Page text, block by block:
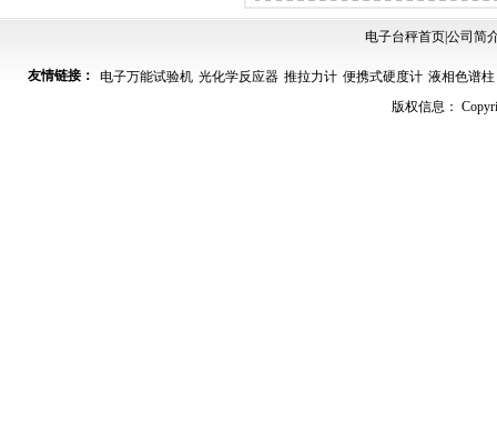
OCS-5T电子吊钩称 精度2kg防锈防
10吨电子吊秤在起吊前的注意事项.
塑料用3吨4T5吨电子吊钩秤.称重准,
电子台秤首页公司简
友情链接： 电子万能试验机 光化学反应器 推拉力计 便携式硬度计 液相色谱柱
版权信息：